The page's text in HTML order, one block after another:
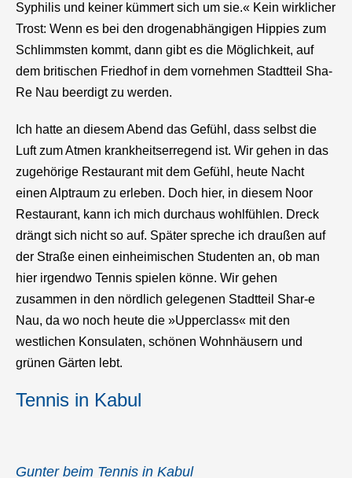
Syphilis und keiner kümmert sich um sie.« Kein wirklicher
Trost: Wenn es bei den drogenabhängigen Hippies zum
Schlimmsten kommt, dann gibt es die Möglichkeit, auf
dem britischen Friedhof in dem vornehmen Stadtteil Sha-
Re Nau beerdigt zu werden.
Ich hatte an diesem Abend das Gefühl, dass selbst die
Luft zum Atmen krankheitserregend ist. Wir gehen in das
zugehörige Restaurant mit dem Gefühl, heute Nacht
einen Alptraum zu erleben. Doch hier, in diesem Noor
Restaurant, kann ich mich durchaus wohlfühlen. Dreck
drängt sich nicht so auf. Später spreche ich draußen auf
der Straße einen einheimischen Studenten an, ob man
hier irgendwo Tennis spielen könne. Wir gehen
zusammen in den nördlich gelegenen Stadtteil Shar-e
Nau, da wo noch heute die »Upperclass« mit den
westlichen Konsulaten, schönen Wohnhäusern und
grünen Gärten lebt.
Tennis in Kabul
Gunter beim Tennis in Kabul